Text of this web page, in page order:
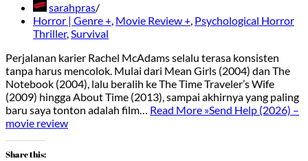
sarahpras
Horror | Genre +, Movie Review +, Psychological Horror
Thriller,Survival
Perjalanan karier Rachel McAdams selalu terasa konsisten
tanpa harus mencolok. Mulai dari Mean Girls (2004) dan The
Notebook (2004), lalu beralih ke The Time Traveler’s Wife
(2009) hingga About Time (2013), sampai akhirnya yang paling
baru saya tonton adalah film… Read More »Send Help (2026) –
movie review
Share this: